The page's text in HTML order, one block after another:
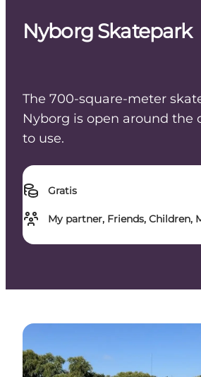
Nyborg Skatepark
The 700-square-meter
Nyborg is open around the
to use.
Gratis
My partner, Friends, Children,